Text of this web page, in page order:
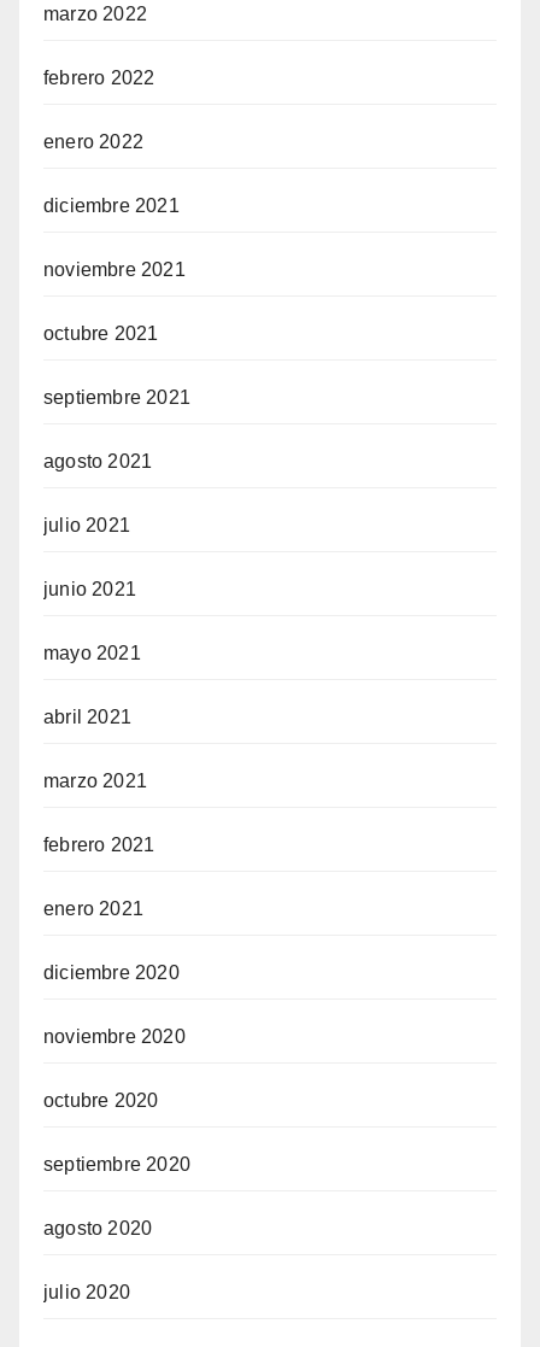
marzo 2022
febrero 2022
enero 2022
diciembre 2021
noviembre 2021
octubre 2021
septiembre 2021
agosto 2021
julio 2021
junio 2021
mayo 2021
abril 2021
marzo 2021
febrero 2021
enero 2021
diciembre 2020
noviembre 2020
octubre 2020
septiembre 2020
agosto 2020
julio 2020